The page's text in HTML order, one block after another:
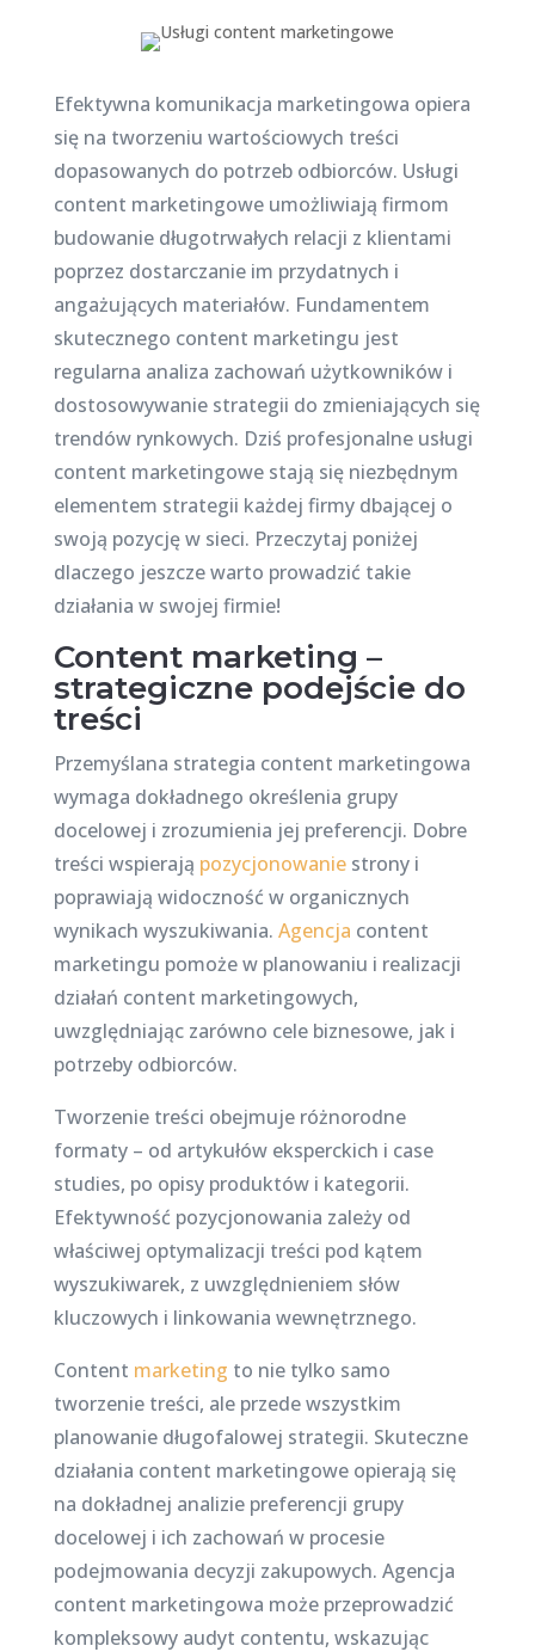
Efektywna komunikacja marketingowa opiera
się na tworzeniu wartościowych treści
dopasowanych do potrzeb odbiorców. Usługi
content marketingowe umożliwiają firmom
budowanie długotrwałych relacji z klientami
poprzez dostarczanie im przydatnych i
angażujących materiałów. Fundamentem
skutecznego content marketingu jest
regularna analiza zachowań użytkowników i
dostosowywanie strategii do zmieniających się
trendów rynkowych. Dziś profesjonalne usługi
content marketingowe stają się niezbędnym
elementem strategii każdej firmy dbającej o
swoją pozycję w sieci. Przeczytaj poniżej
dlaczego jeszcze warto prowadzić takie
działania w swojej firmie!
Content marketing –
strategiczne podejście do
treści
Przemyślana strategia content marketingowa
wymaga dokładnego określenia grupy
docelowej i zrozumienia jej preferencji. Dobre
treści wspierają pozycjonowaniestrony i
poprawiają widoczność w organicznych
wynikach wyszukiwania. Agencja content
marketingu pomoże w planowaniu i realizacji
działań content marketingowych,
uwzględniając zarówno cele biznesowe, jak i
potrzeby odbiorców.
Tworzenie treści obejmuje różnorodne
formaty – od artykułów eksperckich i case
studies, po opisy produktów i kategorii.
Efektywność pozycjonowania zależy od
właściwej optymalizacji treści pod kątem
wyszukiwarek, z uwzględnieniem słów
kluczowych i linkowania wewnętrznego.
Content marketing to nie tylko samo
tworzenie treści, ale przede wszystkim
planowanie długofalowej strategii. Skuteczne
działania content marketingowe opierają się
na dokładnej analizie preferencji grupy
docelowej i ich zachowań w procesie
podejmowania decyzji zakupowych. Agencja
content marketingowa może przeprowadzić
kompleksowy audyt contentu, wskazując